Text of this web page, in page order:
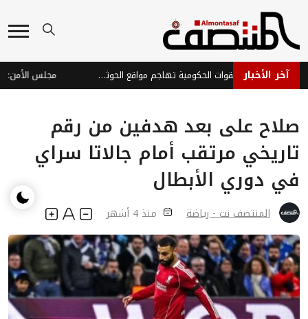
آخر الأخبار ردع عسكري واسع: القوات الحكومية تهاجم مواقع الحوثيين في الجوف ومحاور التماس
صلاح على بعد هدفين من رقم
تاريخي مرتقب أمام جالاتا سراي
في دوري الأبطال
المنتصف نت - رياضة منذ 4 أشهر